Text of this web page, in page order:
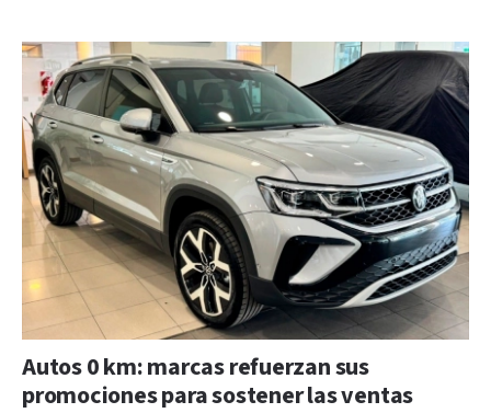
Autos 0 km: marcas refuerzan sus
promociones para sostener las ventas